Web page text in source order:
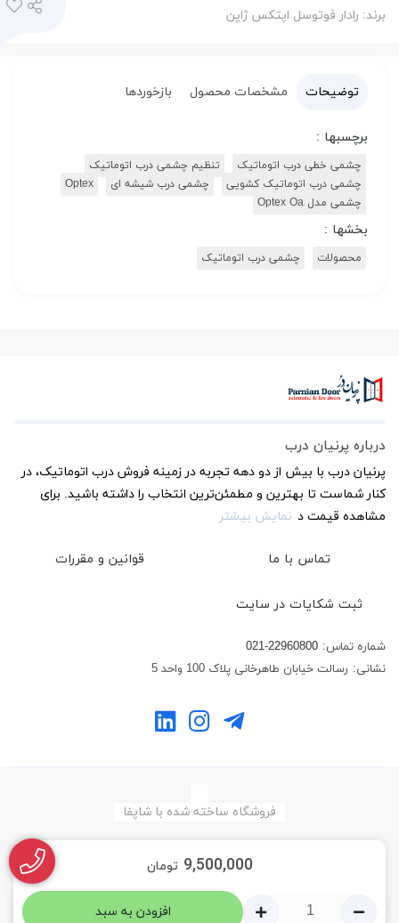
برند: رادار فوتوسل اپتکس ژاپن
9,500,000 تومان
افزودن به سبد
توضیحات مشخصات محصول بازخوردها
برچسبها :
چشمی خطی درب اتوماتیک
تنظیم چشمی درب اتوماتیک
چشمی درب اتوماتیک کشویی
چشمی درب شیشه ای
Optex
چشمی مدل Optex Oa
بخشها :
محصولات چشمی درب اتوماتیک
درباره پرنیان درب
پرنیان درب با بیش از دو دهه تجربه در زمینه فروش درب اتوماتیک، در
کنار شماست تا بهترین و مطمئن‌ترین انتخاب را داشته باشید. برای
مشاهده قیمت د نمایش بیشتر
تماس با ما قوانین و مقررات
ثبت شکایات در سایت
شماره تماس: 021-22960800
نشانی: رسالت خیابان طاهرخانی پلاک 100 واحد 5
فروشگاه ساخته شده با شاپفا